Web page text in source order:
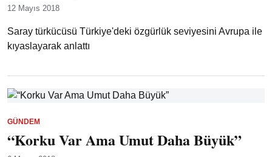
12 Mayıs 2018
Saray türkücüsü Türkiye'deki özgürlük seviyesini Avrupa ile
kıyaslayarak anlattı
GÜNDEM
“Korku Var Ama Umut Daha Büyük”